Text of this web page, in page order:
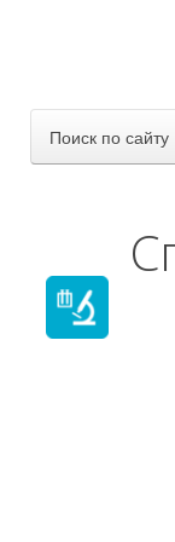
Поиск по сайту